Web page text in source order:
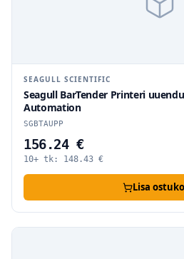
SEAGULL SCIENTIFIC
Seagull BarTender Printeri
Automation
SGBTAUPP
156.24 €
10+ tk: 148.43 €
Lisa